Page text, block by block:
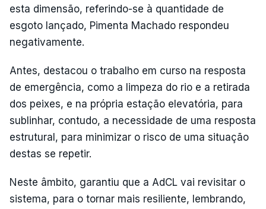
esta dimensão, referindo-se à quantidade de
esgoto lançado, Pimenta Machado respondeu
negativamente.
Antes, destacou o trabalho em curso na resposta
de emergência, como a limpeza do rio e a retirada
dos peixes, e na própria estação elevatória, para
sublinhar, contudo, a necessidade de uma resposta
estrutural, para minimizar o risco de uma situação
destas se repetir.
Neste âmbito, garantiu que a AdCL vai revisitar o
sistema, para o tornar mais resiliente, lembrando,